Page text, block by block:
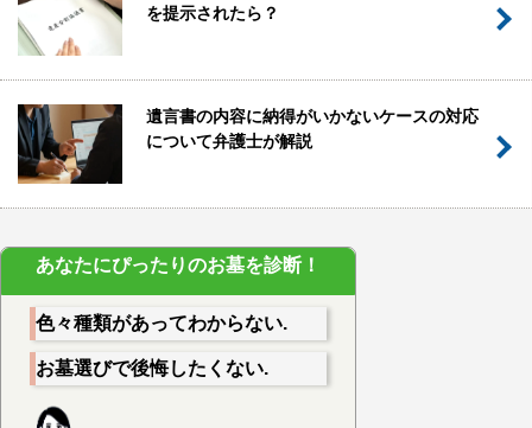
を提示されたら？
遺言書の内容に納得がいかないケースの対応
について弁護士が解説
あなたにぴったりのお墓を診断！
色々種類があってわからない.
お墓選びで後悔したくない.